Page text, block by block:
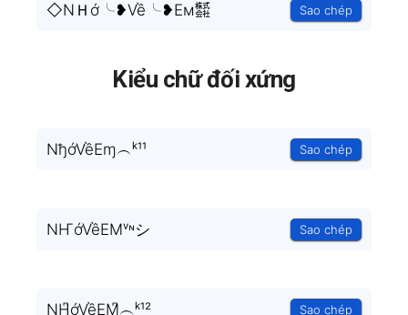
◇NＨớ╰❥Về╰❥Eм㍿ Sao chép
Kiểu chữ đối xứng
NђớVềEɱ︵ᵏ¹¹ Sao chép
NҤớVềEMᵛᶰシ Sao chép
NH͆ớVềEM͆︵ᵏ¹² Sao chép